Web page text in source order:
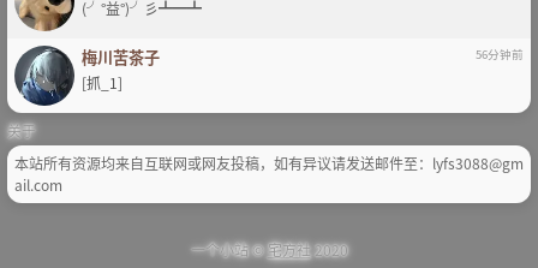
(╯°益°)╯彡┻━┻
梅川苦茶子 56分钟前
[抓_1]
关于
本站所有资源均来自互联网或网友投稿，如有异议请发送邮件至：lyfs3088@gm
ail.com
一个小站 ©宅方社2020